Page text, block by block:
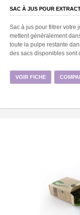
SAC À JUS POUR
Sac à jus pour filtrer votre
mettent généralement
toute la pulpe restante
des sacs disponibles sont
VOIR FICHE